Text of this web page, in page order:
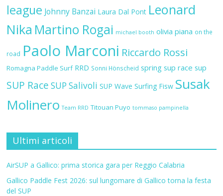
league Johnny Banzai Laura Dal Pont Leonard
Nika Martino Rogai michael booth olivia piana on the
road Paolo Marconi Riccardo Rossi
Romagna Paddle Surf RRD Sonni Hönscheid spring sup race sup
SUP Race SUP Salivoli SUP Wave Surfing Fisw Susak
Molinero Team RRD Titouan Puyo tommaso pampinella
Ultimi articoli
AirSUP a Gallico: prima storica gara per Reggio Calabria
Gallico Paddle Fest 2026: sul lungomare di Gallico torna la festa
del SUP